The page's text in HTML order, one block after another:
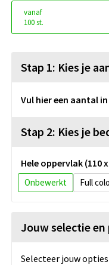
vanaf
100 st.
Stap 1: Kies je
Vul hier een aantal in
Stap 2: Kies je
Hele oppervlak (110
Onbewerkt Full
Jouw selectie en
Selecteer jouw